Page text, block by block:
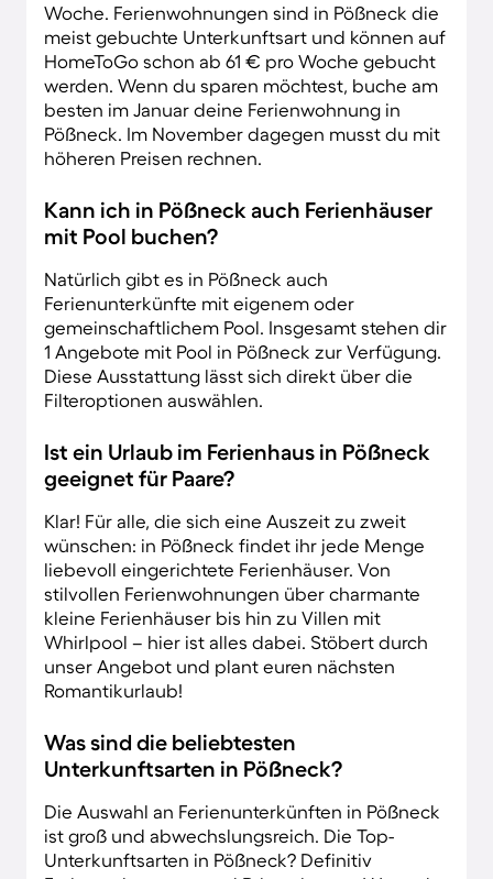
Woche. Ferienwohnungen sind in Pößneck die
meist gebuchte Unterkunftsart und können auf
HomeToGo schon ab 61 € pro Woche gebucht
werden. Wenn du sparen möchtest, buche am
besten im Januar deine Ferienwohnung in
Pößneck. Im November dagegen musst du mit
höheren Preisen rechnen.
Kann ich in Pößneck auch Ferienhäuser
mit Pool buchen?
Natürlich gibt es in Pößneck auch
Ferienunterkünfte mit eigenem oder
gemeinschaftlichem Pool. Insgesamt stehen dir
1 Angebote mit Pool in Pößneck zur Verfügung.
Diese Ausstattung lässt sich direkt über die
Filteroptionen auswählen.
Ist ein Urlaub im Ferienhaus in Pößneck
geeignet für Paare?
Klar! Für alle, die sich eine Auszeit zu zweit
wünschen: in Pößneck findet ihr jede Menge
liebevoll eingerichtete Ferienhäuser. Von
stilvollen Ferienwohnungen über charmante
kleine Ferienhäuser bis hin zu Villen mit
Whirlpool – hier ist alles dabei. Stöbert durch
unser Angebot und plant euren nächsten
Romantikurlaub!
Was sind die beliebtesten
Unterkunftsarten in Pößneck?
Die Auswahl an Ferienunterkünften in Pößneck
ist groß und abwechslungsreich. Die Top-
Unterkunftsarten in Pößneck? Definitiv